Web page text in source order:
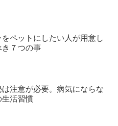
をペットにしたい人が用意し
き７つの事
は注意が必要。病気にならな
生活習慣